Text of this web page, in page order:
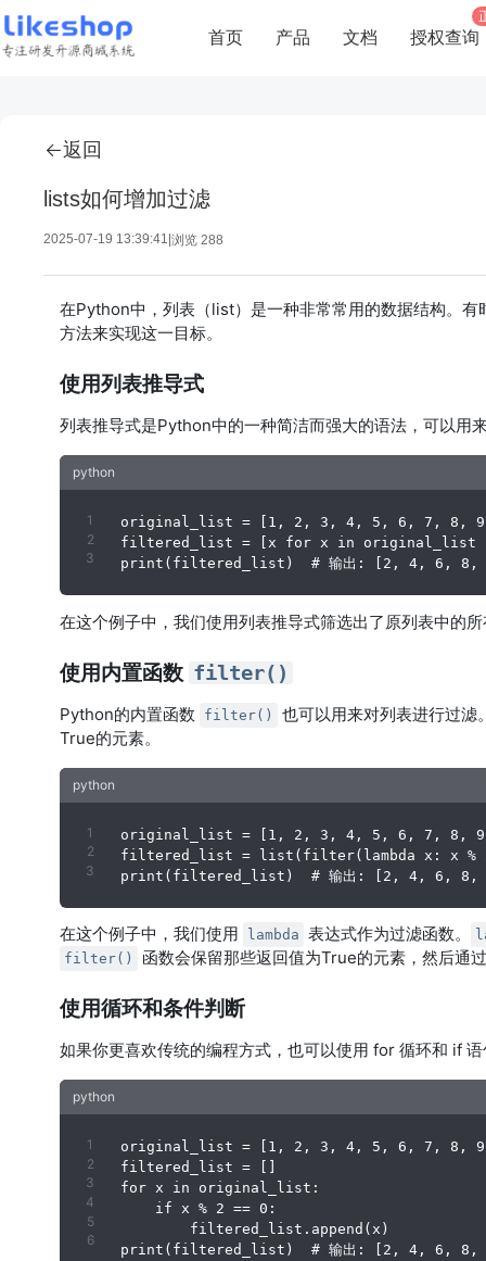
首页 产品 文档 授权查询
返回
lists如何增加过滤
2025-07-19 13:39:41 浏览 288
在Python中，列表（list）是一种非常常用的数据结构。
方法来实现这一目标。
使用列表推导式
列表推导式是Python中的一种简洁而强大的语法，可以用
original_list = [1, 2, 3, 4, 5, 6, 7, 8,
filtered_list = [x for x in original_list
在这个例子中，我们使用列表推导式筛选出了原列表中的
使用内置函数 filter()
Python的内置函数 filter()
也可以用来对列表进行过滤
True的元素。
original_list = [1, 2, 3, 4, 5, 6, 7, 8,
filtered_list = list(filter(lambda x: x %
在这个例子中，我们使用 lambda 表达式作为过滤函数。
filter()
函数会保留那些返回值为True的元素，然后通
使用循环和条件判断
如果你更喜欢传统的编程方式，也可以使用 for 循环和 if
original_list = [1, 2, 3, 4, 5, 6, 7, 8,
filtered_list = []
for x in original_list:
    if x % 2 == 0:
        filtered_list.append(x)